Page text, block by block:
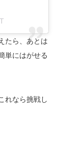
たら、あとは
単にはがせる
れなら挑戦し